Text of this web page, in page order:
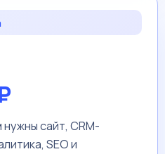
сайт, CRM-
SEO и